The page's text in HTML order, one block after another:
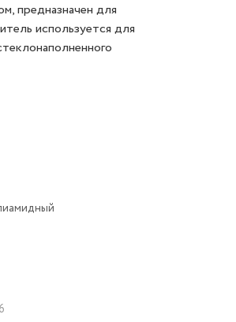
предназначен для
используется для